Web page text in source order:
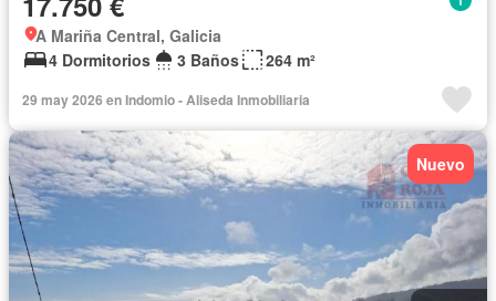
A Mariña Central, Galicia
4 Dormitorios
3 Baños 264 m²
29 may 2026 en Indomio - Aliseda Inmobiliaria
Nuevo